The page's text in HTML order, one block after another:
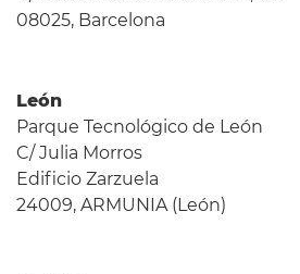
08025, Barcelona
León
Parque Tecnológico de León
C/ Julia Morros
Edificio Zarzuela
24009, ARMUNIA (León)